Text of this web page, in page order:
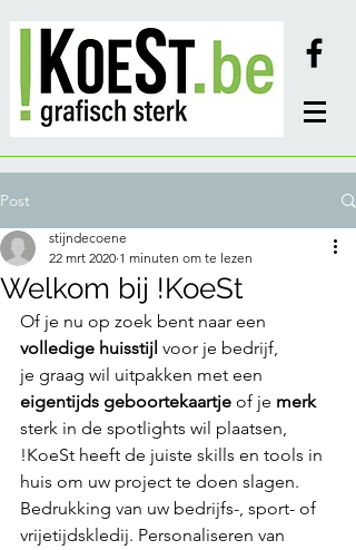
Post
Welkom bij !KoeSt
stijndecoene
22 mrt 2020 1 minuten om te lezen
Of je nu op zoek bent naar een
volledige huisstijl voor je bedrijf,
je graag wil uitpakken met een
eigentijds geboortekaartje of je merk
sterk in de spotlights wil plaatsen,
!KoeSt heeft de juiste skills en tools in
huis om uw project te doen slagen.
Bedrukking van uw bedrijfs-, sport- of
vrijetijdskledij. Personaliseren van